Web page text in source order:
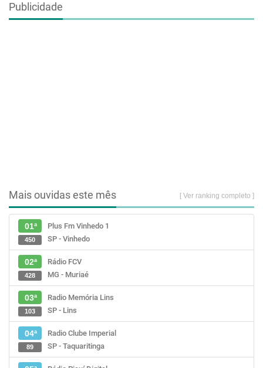
Publicidade
Mais ouvidas este mês [ Ver ranking completo ]
01ª
Plus Fm Vinhedo 1
SP - Vinhedo
450
02ª
Rádio FCV
MG - Muriaé
428
03ª
Radio Memória Lins
SP - Lins
103
04ª
Radio Clube Imperial
SP - Taquaritinga
89